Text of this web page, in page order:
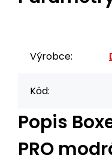
Výrobce:
Kód:
Popis
PRO